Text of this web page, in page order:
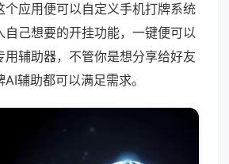
个应用便可以自定义手机打牌系统
自己想要的开挂功能，一键便可以
用辅助器，不管你是想分享给好友
辅助都可以满足需求。